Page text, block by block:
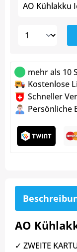
AO Kühlakku
mehr als 10
Kostenlose
Schneller
Persönliche
AO
✓ ZWEITE